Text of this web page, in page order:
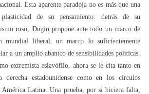
Esta aparente paradoja no es más que una
de su pensamiento: detrás de su
ruso, Dugin propone ante todo un marco de
mundial liberal, un marco lo suficientemente
a un amplio abanico de sensibilidades políticas.
extremista eslavófilo, ahora se le cita tanto en
estadounidense como en los círculos
América Latina. Una prueba, por si hiciera falta,